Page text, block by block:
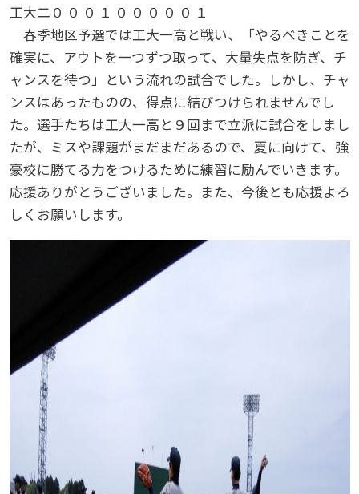
工大二 ０ ０ ０ １ ０ ０ ０ ０ ０ １
春季地区予選では工大一高と戦い、「やるべきことを
確実に、アウトを一つずつ取って、大量失点を防ぎ、チ
ャンスを待つ」という流れの試合でした。しかし、チャ
ンスはあったものの、得点に結びつけられませんでし
た。選手たちは工大一高と９回まで立派に試合をしまし
たが、ミスや課題がまだまだあるので、夏に向けて、強
豪校に勝てる力をつけるために練習に励んでいきます。
応援ありがとうございました。また、今後とも応援よろ
しくお願いします。